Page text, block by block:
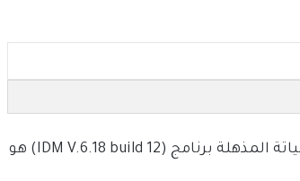
حمل برنامج انترنت داونلود ماندر وتمتع بجميع امكانياتة المذهلة برنامج (IDM V.6.18 build 12) هو